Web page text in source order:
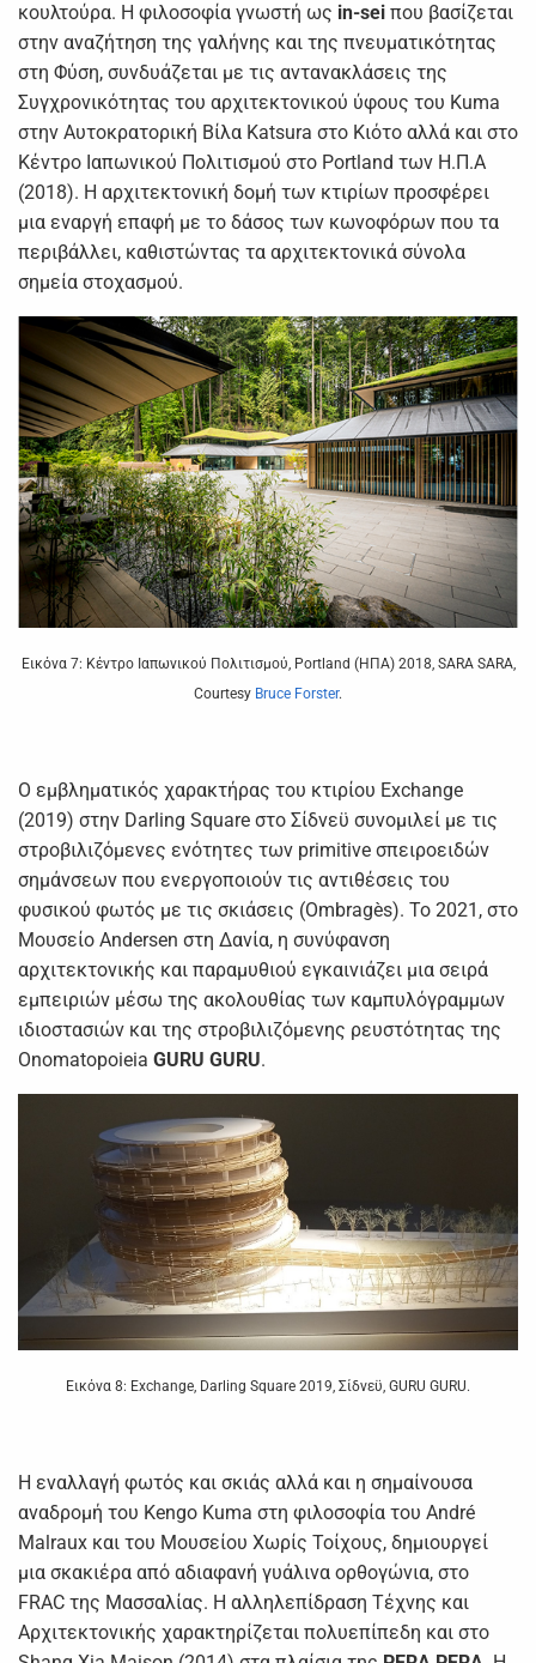
κουλτούρα. Η φιλοσοφία γνωστή ως in-sei που βασίζεται
στην αναζήτηση της γαλήνης και της πνευματικότητας
στη Φύση, συνδυάζεται με τις αντανακλάσεις της
Συγχρονικότητας του αρχιτεκτονικού ύφους του Kuma
στην Αυτοκρατορική Βίλα Katsura στο Κιότο αλλά και στο
Κέντρο Ιαπωνικού Πολιτισμού στο Portland των Η.Π.Α
(2018). Η αρχιτεκτονική δομή των κτιρίων προσφέρει
μια εναργή επαφή με το δάσος των κωνοφόρων που τα
περιβάλλει, καθιστώντας τα αρχιτεκτονικά σύνολα
σημεία στοχασμού.
Εικόνα 7: Κέντρο Ιαπωνικού Πολιτισμού, Portland (ΗΠΑ) 2018, SARA SARA,
Courtesy Bruce Forster.
Ο εμβληματικός χαρακτήρας του κτιρίου Exchange
(2019) στην Darling Square στο Σίδνεϋ συνομιλεί με τις
στροβιλιζόμενες ενότητες των primitive σπειροειδών
σημάνσεων που ενεργοποιούν τις αντιθέσεις του
φυσικού φωτός με τις σκιάσεις (Ombragès). Το 2021, στο
Μουσείο Andersen στη Δανία, η συνύφανση
αρχιτεκτονικής και παραμυθιού εγκαινιάζει μια σειρά
εμπειριών μέσω της ακολουθίας των καμπυλόγραμμων
ιδιοστασιών και της στροβιλιζόμενης ρευστότητας της
Onomatopoieia GURU GURU.
Εικόνα 8: Exchange, Darling Square 2019, Σίδνεϋ, GURU GURU.
Η εναλλαγή φωτός και σκιάς αλλά και η σημαίνουσα
αναδρομή του Kengo Kuma στη φιλοσοφία του André
Malraux και του Μουσείου Χωρίς Τοίχους, δημιουργεί
μια σκακιέρα από αδιαφανή γυάλινα ορθογώνια, στο
FRAC της Μασσαλίας. Η αλληλεπίδραση Τέχνης και
Αρχιτεκτονικής χαρακτηρίζεται πολυεπίπεδη και στο